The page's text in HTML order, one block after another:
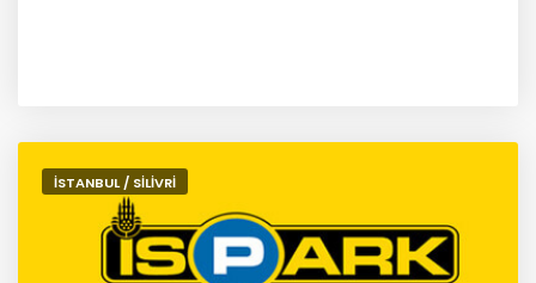
İSTANBUL / SİLİVRİ